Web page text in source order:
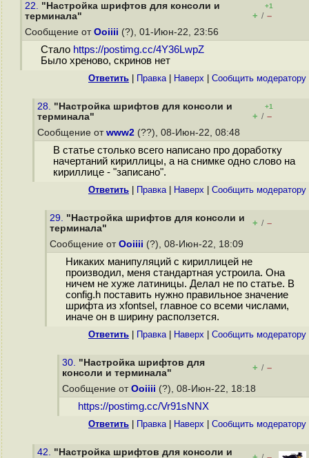
22. "Настройка шрифтов для консоли и
терминала"
+1
+ / –
Сообщение от Ooiiii (?), 01-Июн-22, 23:56
Стало https://postimg.cc/4Y36LwpZ
Было хреново, скринов нет
Ответить Правка| Наверх Cообщить модератору
28. "Настройка шрифтов для консоли и
терминала"
+1
+ / –
Сообщение от www2 (??), 08-Июн-22, 08:48
В статье столько всего написано про доработку
начертаний кириллицы, а на снимке одно слово на
кириллице - "записано".
Ответить Правка| Наверх Cообщить модератору
29. "Настройка шрифтов для консоли и
терминала"
+ / –
Сообщение от Ooiiii (?), 08-Июн-22, 18:09
Никаких манипуляций с кириллицей не
производил, меня стандартная устроила. Она
ничем не хуже латиницы. Делал не по статье. В
config.h поставить нужно правильное значение
шрифта из xfontsel, главное со всеми числами,
иначе он в ширину расползется.
Ответить Правка| Наверх Cообщить модератору
30. "Настройка шрифтов для
консоли и терминала"
+ / –
Сообщение от Ooiiii (?), 08-Июн-22, 18:18
https://postimg.cc/Vr91sNNX
Ответить Правка| Наверх Cообщить модератору
42. "Настройка шрифтов для консоли и